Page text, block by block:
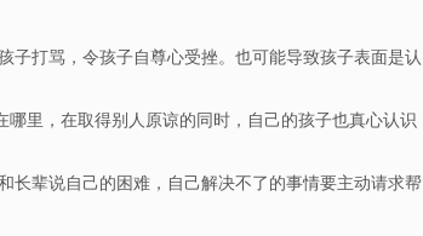
子打骂，令孩子自尊心受挫。也可能导致孩子表面是认
里，在取得别人原谅的同时，自己的孩子也真心认识
辈说自己的困难，自己解决不了的事情要主动请求帮